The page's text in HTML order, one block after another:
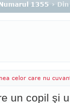
1355 ›
celor care nu
un copil şi